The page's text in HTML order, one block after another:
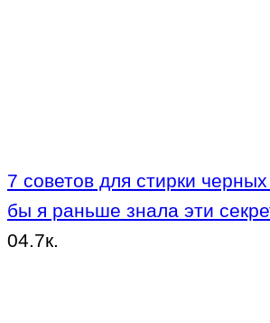
7 советов для стирки
бы я раньше знала эти
04.7к.